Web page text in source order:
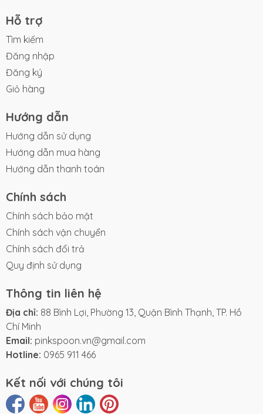
Hỗ trợ
Tìm kiếm
Đăng nhập
Đăng ký
Giỏ hàng
Hướng dẫn
Hướng dẫn sử dụng
Hướng dẫn mua hàng
Hướng dẫn thanh toán
Chính sách
Chính sách bảo mật
Chính sách vận chuyển
Chính sách đổi trả
Quy định sử dụng
Thông tin liên hệ
Địa chỉ: 88 Bình Lợi, Phường 13, Quận Bình Thạnh, TP. Hồ
Chí Minh
Email: pinkspoon.vn@gmail.com
Hotline: 0965 911 466
Kết nối với chúng tôi